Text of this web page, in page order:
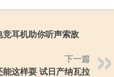
耳机助你听声索敌
下一篇
这样耍 试日产纳瓦拉